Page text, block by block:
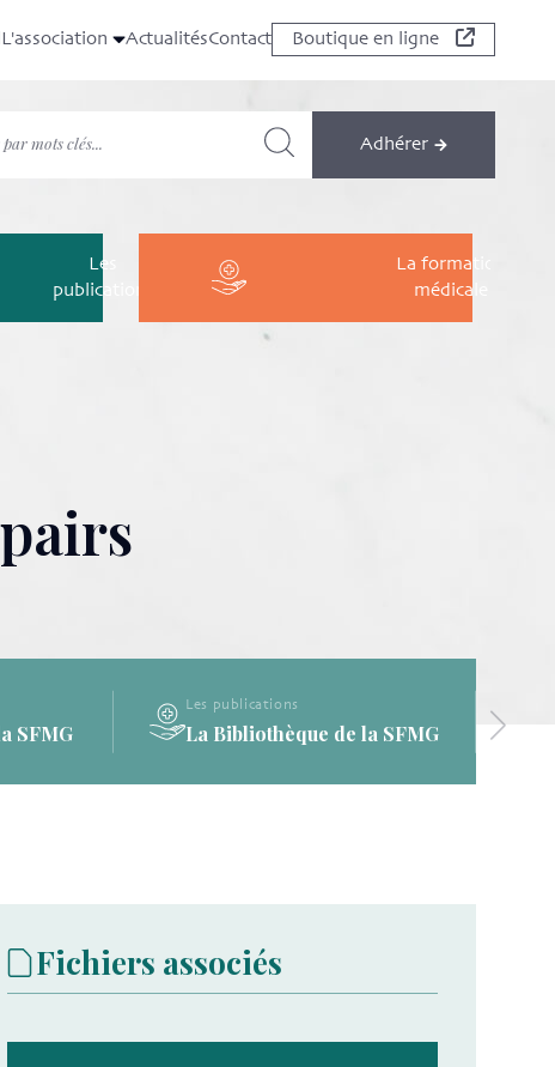
L'association ActualitésContact Boutique en ligne
Adhérer
Les
publications
La formation
médicale
SFMG
Les publications
La Bibliothèque de la SFMG
Fichiers associés